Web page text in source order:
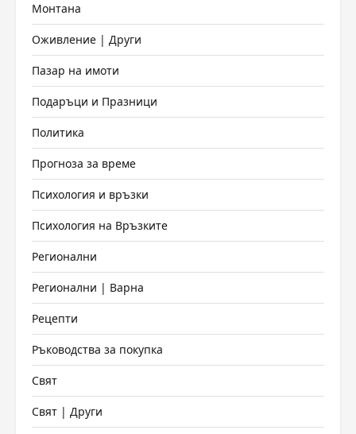
Монтана
Оживление | Други
Пазар на имоти
Подаръци и Празници
Политика
Прогноза за време
Психология и връзки
Психология на Връзките
Регионални
Регионални | Варна
Рецепти
Ръководства за покупка
Свят
Свят | Други